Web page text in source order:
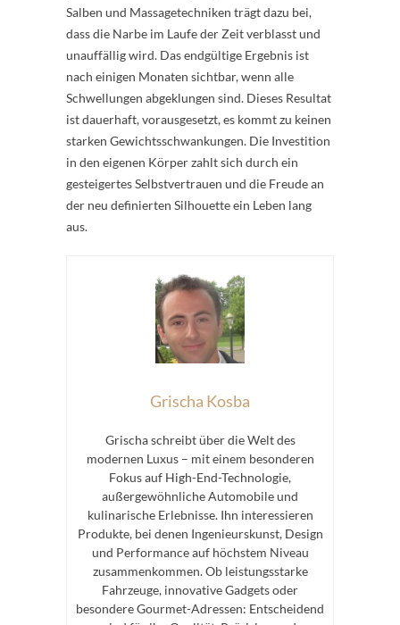
Salben und Massagetechniken trägt dazu bei,
dass die Narbe im Laufe der Zeit verblasst und
unauffällig wird. Das endgültige Ergebnis ist
nach einigen Monaten sichtbar, wenn alle
Schwellungen abgeklungen sind. Dieses Resultat
ist dauerhaft, vorausgesetzt, es kommt zu keinen
starken Gewichtsschwankungen. Die Investition
in den eigenen Körper zahlt sich durch ein
gesteigertes Selbstvertrauen und die Freude an
der neu definierten Silhouette ein Leben lang
aus.
Grischa Kosba
Grischa schreibt über die Welt des
modernen Luxus – mit einem besonderen
Fokus auf High-End-Technologie,
außergewöhnliche Automobile und
kulinarische Erlebnisse. Ihn interessieren
Produkte, bei denen Ingenieurskunst, Design
und Performance auf höchstem Niveau
zusammenkommen. Ob leistungsstarke
Fahrzeuge, innovative Gadgets oder
besondere Gourmet-Adressen: Entscheidend